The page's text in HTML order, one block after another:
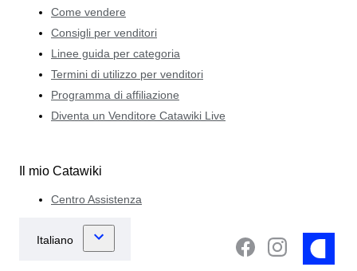
Come vendere
Consigli per venditori
Linee guida per categoria
Termini di utilizzo per venditori
Programma di affiliazione
Diventa un Venditore Catawiki Live
Il mio Catawiki
Centro Assistenza